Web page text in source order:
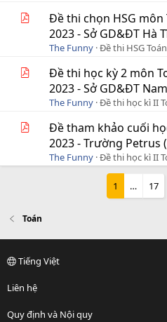
Đề thi chọn HSG môn
2023 - Sở GD&ĐT Hà
The Funny Đề thi HSG
Đề thi học kỳ 2 môn
2023 - Sở GD&ĐT
The Funny Đề thi học kì II
Đề tham khảo cuối
2023 - Trường Petrus
The Funny Đề thi học kì II
1 … 17
Toán
Tiếng Việt
Liên hệ
Quy định và Nội quy